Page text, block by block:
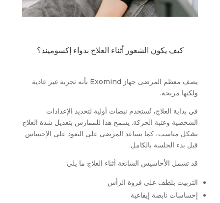
كيف يكون الشعور أثناء العلاج بدواء إكسوميند؟
يصف معظم المرضى جهاز Exomind بأنه تجربة غير عادية
ولكنها مريحة.
في بداية العلاج، تُستخدم نبضات أولية لتحديد الإعدادات
الشخصية وعتبة الحركة. يسمح هذا للممارس بتعديل شدة العلاج
بشكل مناسب، كما يساعد المرضى على التعود على الإحساس
قبل بدء الجلسة بالكامل.
قد تشمل الأحاسيس الشائعة أثناء العلاج ما يلي:
التربيت بلطف على فروة الرأس
إحساسات نابضة إيقاعية